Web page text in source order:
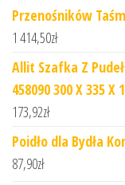
Przenośników
1 414,50zł
Allit Szafka Z
458090 300 X 335
173,92zł
Poidło dla Bydła
87,90zł